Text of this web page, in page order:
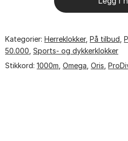
Titanium
antall
Kategorier: Herreklokker, På tilbud
50.000 Sports- og dykkerklokker
Stikkord: 1000m Omega Oris